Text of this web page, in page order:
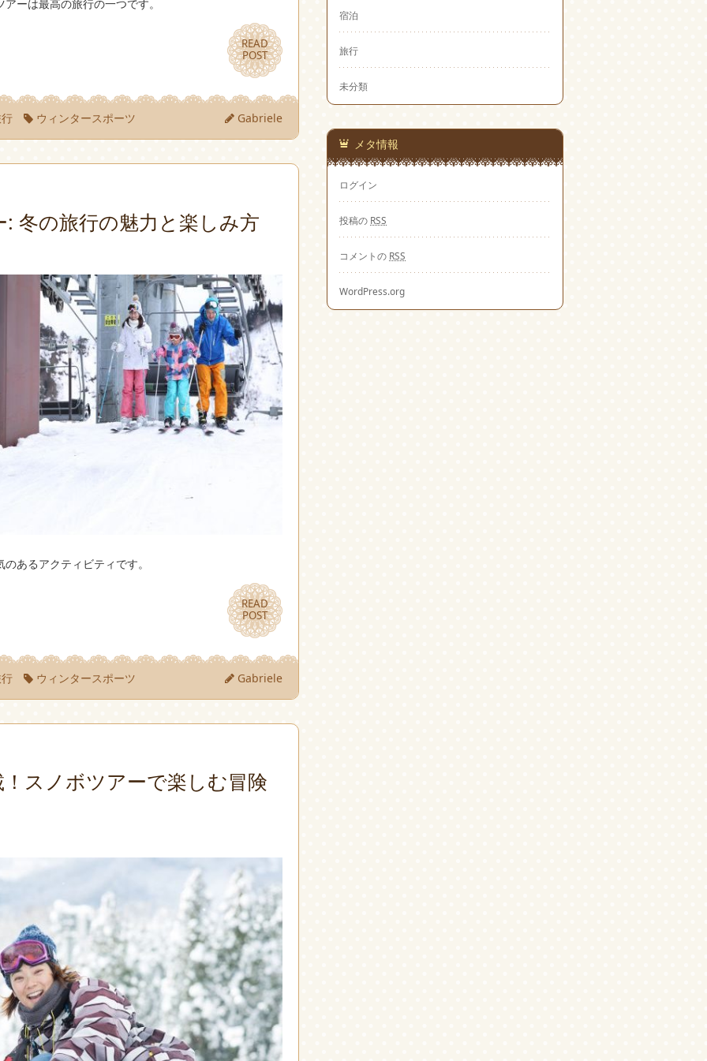
ーは最高の旅行の一つです。
READ
POST
READ
POST
ウィンタースポーツ Gabriele
冬の旅行の魅力と楽しみ方
あるアクティビティです。
READ
POST
READ
POST
ウィンタースポーツ Gabriele
スノボツアーで楽しむ冒険
宿泊
旅行
未分類
メタ情報
ログイン
投稿の RSS
コメントの RSS
WordPress.org